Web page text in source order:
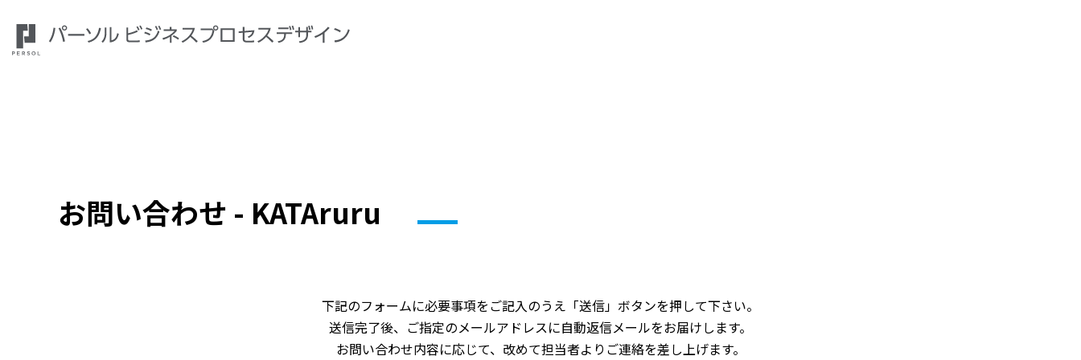
お問い合わせ - KATAruru
下記のフォームに必要事項をご記入のうえ「送信」ボタンを押して下さい。
送信完了後、ご指定のメールアドレスに自動返信メールをお届けします。
お問い合わせ内容に応じて、改めて担当者よりご連絡を差し上げます。